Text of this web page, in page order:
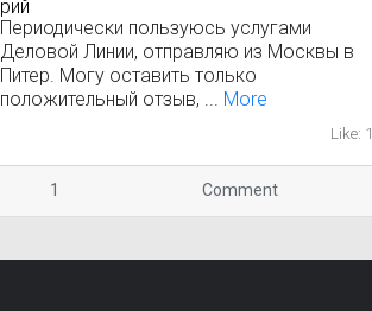
Периодически пользуюсь услугами
Деловой Линии, отправляю из Москвы в
Питер. Могу оставить только
положительный отзыв, ... More
Like: 1
1 Comment